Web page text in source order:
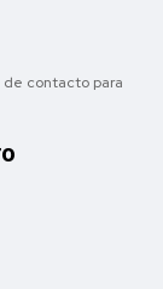
de contacto para